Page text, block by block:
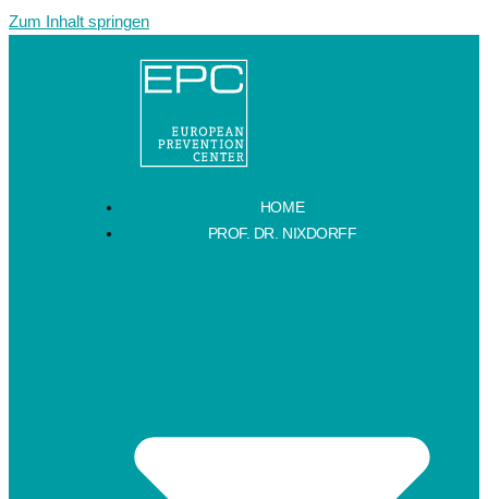
Zum Inhalt springen
HOME
PROF. DR. NIXDORFF